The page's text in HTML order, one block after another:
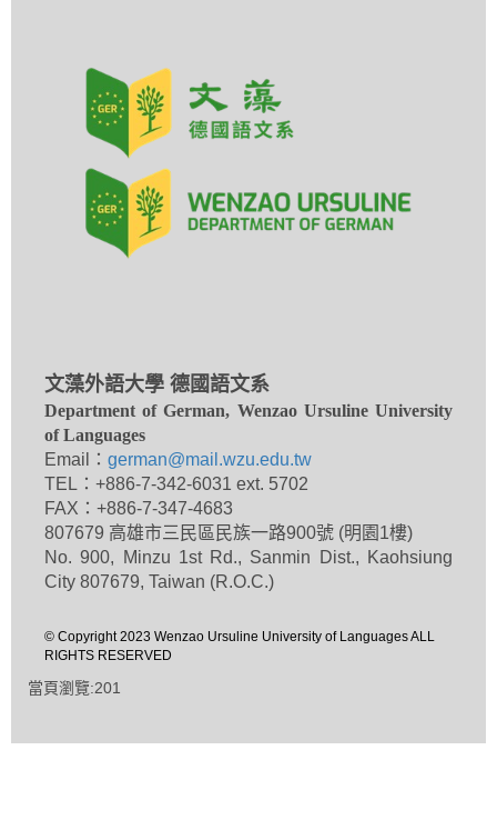
文藻外語大學 德國語文系
Department of German, Wenzao Ursuline University
of Languages
Email： german@mail.wzu.edu.tw
TEL：+886-7-342-6031 ext. 5702
FAX：+886-7-347-4683
807679 高雄市三民區民族一路900號 (明園1樓)
No. 900, Minzu 1st Rd., Sanmin Dist., Kaohsiung
City 807679, Taiwan (R.O.C.)
© Copyright 2023 Wenzao Ursuline University of Languages ALL
RIGHTS RESERVED
當頁瀏覽:201